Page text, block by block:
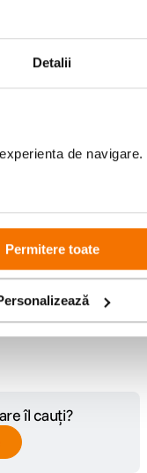
Detalii
de
Permitere toate
îl cauți?